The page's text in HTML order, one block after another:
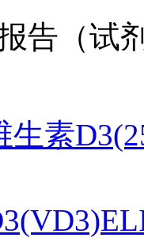
告（试
生素